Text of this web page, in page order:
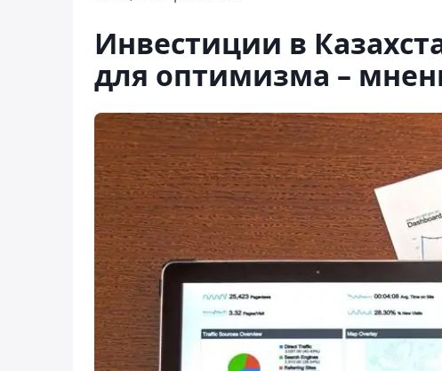
Инвестиции в
для оптимизма –